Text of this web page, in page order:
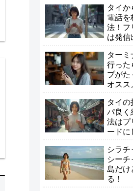
タイか
電話を
法！フ
は発信
ターミ
行った
プがた
オスス
タイの
パ良く
法はプ
ードに
シラチ
シーチ
島だけ
る！